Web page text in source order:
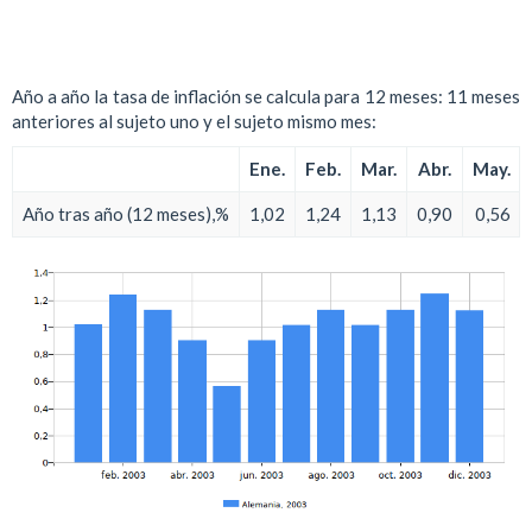
Año a año la tasa de inflación se calcula para 12 meses: 11 meses
anteriores al sujeto uno y el sujeto mismo mes:
Ene. Feb. Mar. Abr. May.
Año tras año (12 meses),% 1,02 1,24 1,13 0,90 0,56